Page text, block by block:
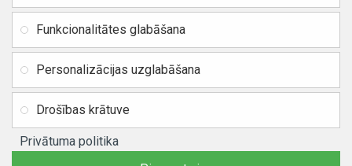
Vietnes karte
BIC / SWIFT: HABALV22
TEl.: +371 20219155
E-pasts:info@mobipart.eu
Autortiesības © 2021, MOBIPART.EU, Visas tiesības aizsargātas
Funkcionalitātes glabāšana
Personalizācijas uzglabāšana
Drošības krātuve
Privātuma politika